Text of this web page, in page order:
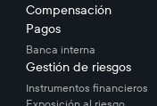
Compensación
Pagos
Banca interna
Gestión de riesgos
Instrumentos financieros